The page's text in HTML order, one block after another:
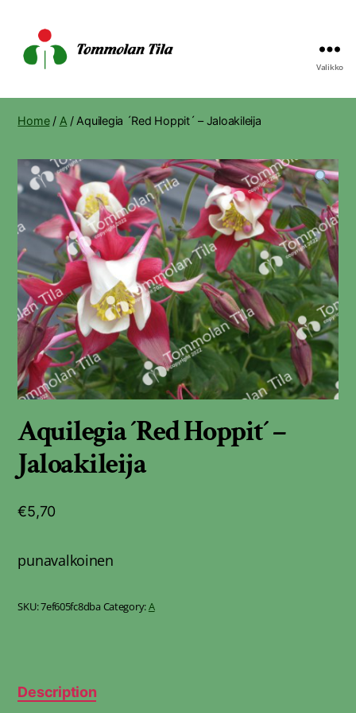
Tila
Valikko
Home/ A / Aquilegia ´Red Hoppit´ – Jaloakileija
Aquilegia ´Red Hoppit´ –
Jaloakileija
€5,70
punavalkoinen
SKU:7ef605fc8dbaCategory:A
Description